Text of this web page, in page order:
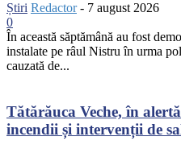
Știri Redactor - 7 august 2026
0
În această săptămână au fost
instalate pe râul Nistru în urma
cauzată de...
Tătărăuca Veche, în
incendii și intervenții de